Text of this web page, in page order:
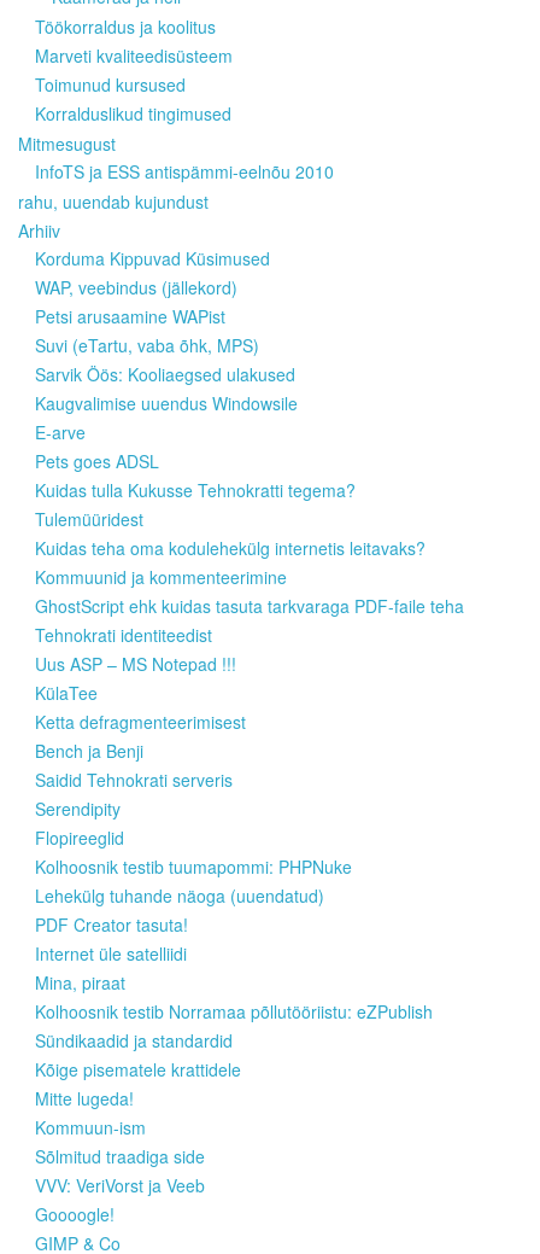
Töökorraldus ja koolitus
Marveti kvaliteedisüsteem
Toimunud kursused
Korralduslikud tingimused
Mitmesugust
InfoTS ja ESS antispämmi-eelnõu 2010
rahu, uuendab kujundust
Arhiiv
Korduma Kippuvad Küsimused
WAP, veebindus (jällekord)
Petsi arusaamine WAPist
Suvi (eTartu, vaba õhk, MPS)
Sarvik Öös: Kooliaegsed ulakused
Kaugvalimise uuendus Windowsile
E-arve
Pets goes ADSL
Kuidas tulla Kukusse Tehnokratti tegema?
Tulemüüridest
Kuidas teha oma kodulehekülg internetis leitavaks?
Kommuunid ja kommenteerimine
GhostScript ehk kuidas tasuta tarkvaraga PDF-faile teha
Tehnokrati identiteedist
Uus ASP – MS Notepad !!!
KülaTee
Ketta defragmenteerimisest
Bench ja Benji
Saidid Tehnokrati serveris
Serendipity
Flopireeglid
Kolhoosnik testib tuumapommi: PHPNuke
Lehekülg tuhande näoga (uuendatud)
PDF Creator tasuta!
Internet üle satelliidi
Mina, piraat
Kolhoosnik testib Norramaa põllutööriistu: eZPublish
Sündikaadid ja standardid
Kõige pisematele krattidele
Mitte lugeda!
Kommuun-ism
Sõlmitud traadiga side
VVV: VeriVorst ja Veeb
Goooogle!
GIMP & Co